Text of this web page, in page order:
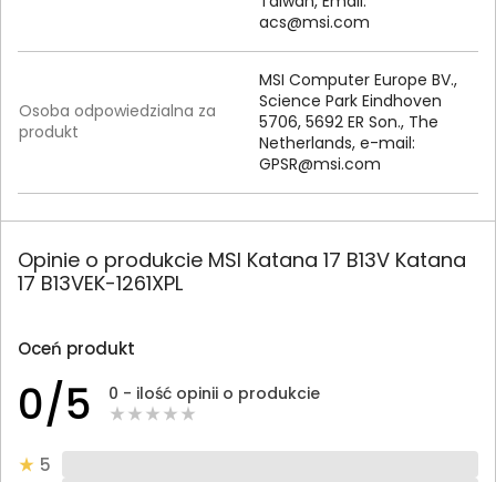
acs@msi.com
Osoba odpowiedzialna za
produkt
MSI Computer Europe BV.,
Science Park Eindhoven
5706, 5692 ER Son., The
Netherlands, e-mail:
GPSR@msi.com
Opinie o produkcie MSI Katana 17 B13V Katana
17 B13VEK-1261XPL
Oceń produkt
0/5 0 - ilość opinii o produkcie
5